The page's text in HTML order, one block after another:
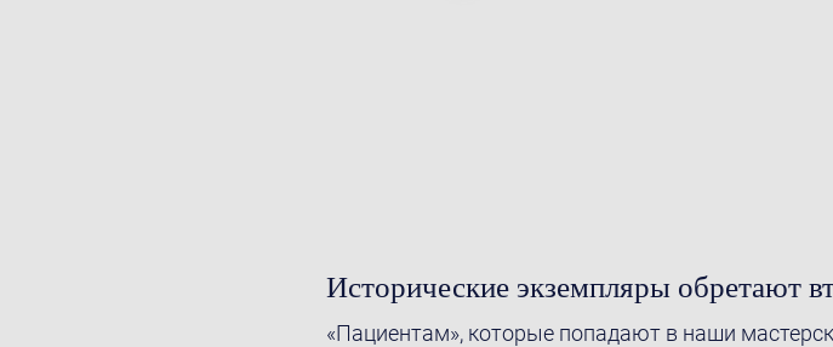
Исторические экземпляры обретают
«Пациентам», которые попадают в наши